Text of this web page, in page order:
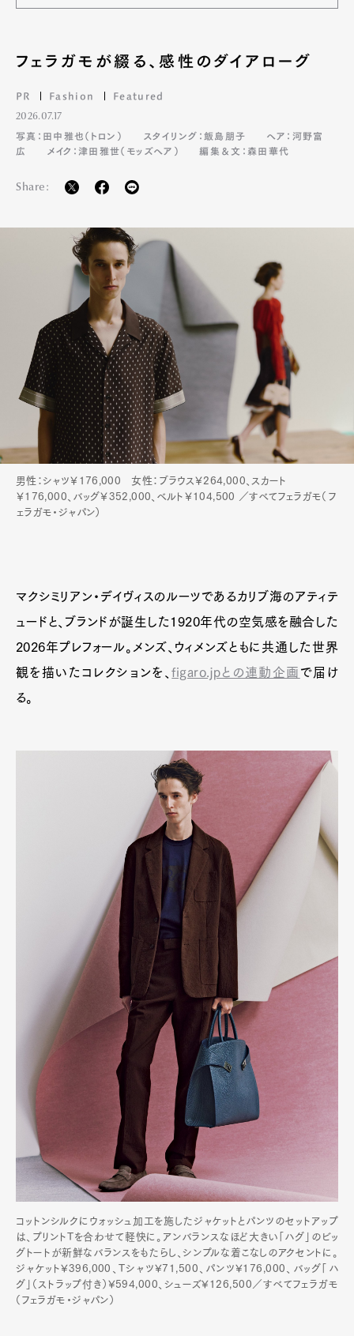
Art&DesignWatch
Gourmet
Cars
ProductCultureLifestyle
Contact
Pen Meet
フェラガモが綴る、感性のダイアローグ
PR Fashion Featured
2026.07.17
写真：田中雅也（トロン）
スタイリング：飯島朋子
ヘア：河野富
広
メイク：津田雅世（モッズヘア） 編集＆文：森田華代
Share:
男性：シャツ￥176,000 女性：ブラウス￥264,000、スカート
￥176,000、バッグ￥352,000、ベルト￥104,500 ／すべてフェラガモ（フ
ェラガモ・ジャパン）
マクシミリアン・デイヴィスのルーツであるカリブ海のアティテ
ュードと、ブランドが誕生した1920年代の空気感を融合した
2026年プレフォール。メンズ、ウィメンズともに共通した世界
観を描いたコレクションを、figaro.jpとの連動企画 で届け
る。
コットンシルクにウォッシュ加工を施したジャケットとパンツのセットアップ
は、プリントTを合わせて軽快に。アンバランスなほど大きい「ハグ」のビッ
グトートが新鮮なバランスをもたらし、シンプルな着こなしのアクセントに。
ジャケット¥396,000、Tシャツ¥71,500、パンツ¥176,000、バッグ「ハ
グ」（ストラップ付き）¥594,000、シューズ¥126,500／すべてフェラガモ
（フェラガモ・ジャパン）